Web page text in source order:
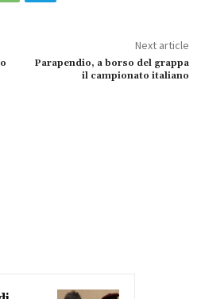
Next article
Parapendio, a borso del grappa
il campionato italiano